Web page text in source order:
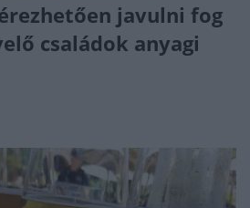
javulni fog
családok anyagi